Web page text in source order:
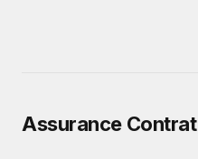
Assurance Contrat